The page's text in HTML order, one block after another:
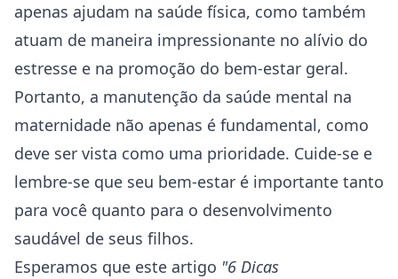
apenas ajudam na saúde física, como também
atuam de maneira impressionante no alívio do
estresse e na promoção do bem-estar geral.
Portanto, a manutenção da saúde mental na
maternidade não apenas é fundamental, como
deve ser vista como uma prioridade. Cuide-se e
lembre-se que seu bem-estar é importante tanto
para você quanto para o desenvolvimento
saudável de seus filhos.
Esperamos que este artigo "6 Dicas